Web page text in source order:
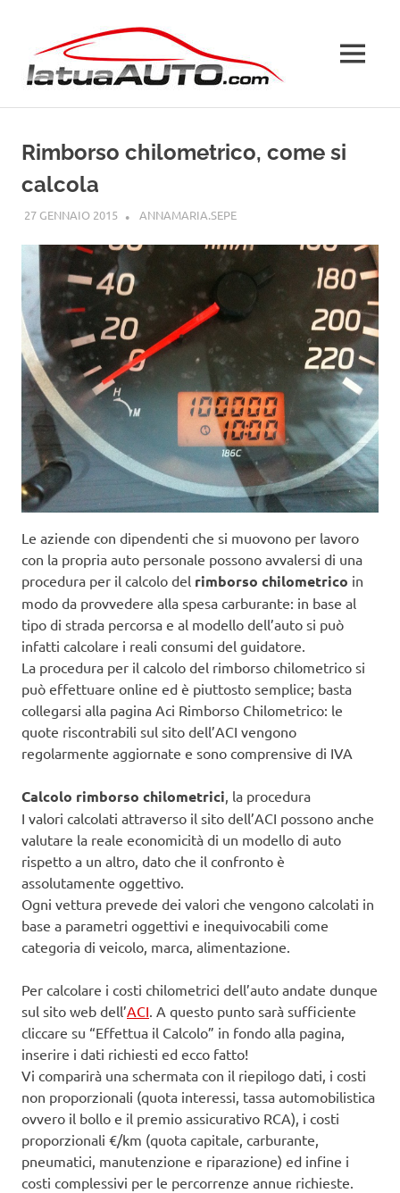
contenuto
MENU
Rimborso chilometrico, come si
calcola
27 GENNAIO 2015 ANNAMARIA.SEPEGUIDE
Le aziende con dipendenti che si muovono per lavoro
con la propria auto personale possono avvalersi di una
procedura per il calcolo del rimborso chilometrico in
modo da provvedere alla spesa carburante: in base al
tipo di strada percorsa e al modello dell’auto si può
infatti calcolare i reali consumi del guidatore.
La procedura per il calcolo del rimborso chilometrico si
può effettuare online ed è piuttosto semplice; basta
collegarsi alla pagina Aci Rimborso Chilometrico: le
quote riscontrabili sul sito dell’ACI vengono
regolarmente aggiornate e sono comprensive di IVA
Calcolo rimborso chilometrici, la procedura
I valori calcolati attraverso il sito dell’ACI possono anche
valutare la reale economicità di un modello di auto
rispetto a un altro, dato che il confronto è
assolutamente oggettivo.
Ogni vettura prevede dei valori che vengono calcolati in
base a parametri oggettivi e inequivocabili come
categoria di veicolo, marca, alimentazione.
Per calcolare i costi chilometrici dell’auto andate dunque
sul sito web dell’ACI. A questo punto sarà sufficiente
cliccare su “Effettua il Calcolo” in fondo alla pagina,
inserire i dati richiesti ed ecco fatto!
Vi comparirà una schermata con il riepilogo dati, i costi
non proporzionali (quota interessi, tassa automobilistica
ovvero il bollo e il premio assicurativo RCA), i costi
proporzionali €/km (quota capitale, carburante,
pneumatici, manutenzione e riparazione) ed infine i
costi complessivi per le percorrenze annue richieste.